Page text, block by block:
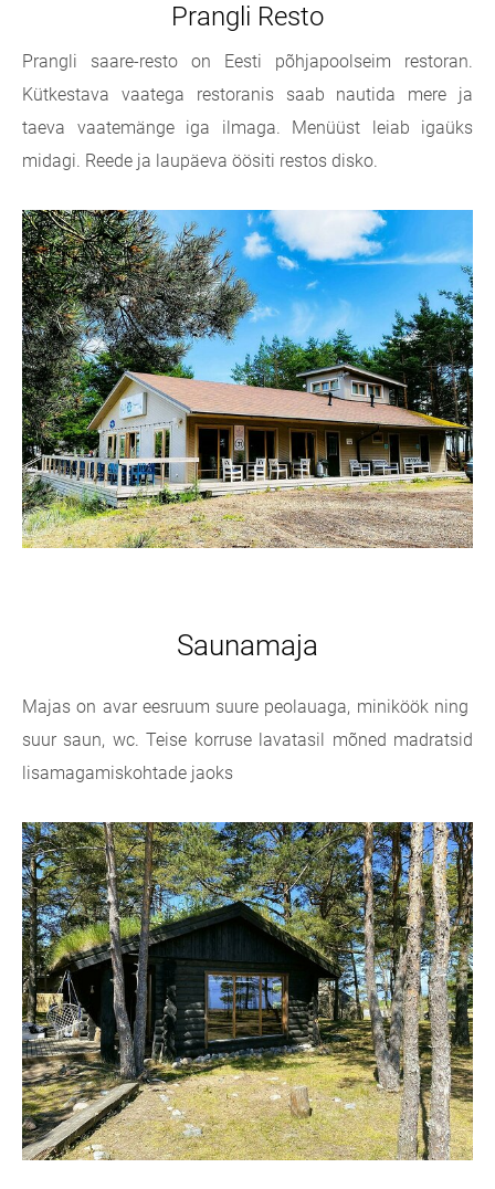
Prangli Resto
Prangli saare-resto on Eesti põhjapoolseim restoran.
Kütkestava vaatega restoranis saab nautida mere ja
taeva vaatemänge iga ilmaga. Menüüst leiab igaüks
midagi. Reede ja laupäeva öösiti restos disko.
Saunamaja
Majas on avar eesruum suure peolauaga, miniköök ning
suur saun, wc. Teise korruse lavatasil mõned madratsid
lisamagamiskohtade jaoks